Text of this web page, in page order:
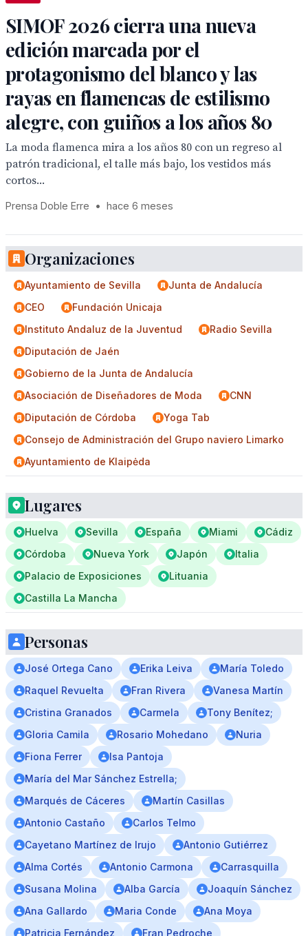
SIMOF 2026 cierra una nueva
edición marcada por el
protagonismo del blanco y las
rayas en flamencas de estilismo
alegre, con guiños a los años 80
La moda flamenca mira a los años 80 con un regreso al
patrón tradicional, el talle más bajo, los vestidos más
cortos...
Prensa Doble Erre • hace 6 meses
Organizaciones
Ayuntamiento de Sevilla
Junta de Andalucía
CEO
Fundación Unicaja
Instituto Andaluz de la Juventud
Radio Sevilla
Diputación de Jaén
Gobierno de la Junta de Andalucía
Asociación de Diseñadores de Moda
CNN
Diputación de Córdoba
Yoga Tab
Consejo de Administración del Grupo naviero Limarko
Ayuntamiento de Klaipėda
Lugares
Huelva Sevilla España Miami
Cádiz
Córdoba
Nueva York Japón
Italia
Palacio de Exposiciones
Lituania
Castilla La Mancha
Personas
José Ortega Cano Erika Leiva
María Toledo
Raquel Revuelta
Fran Rivera
Vanesa Martín
Cristina Granados
Carmela
Tony Benítez;
Gloria Camila
Rosario Mohedano
Nuria
Fiona Ferrer
Isa Pantoja
María del Mar Sánchez Estrella;
Marqués de Cáceres
Martín Casillas
Antonio Castaño
Carlos Telmo
Cayetano Martínez de Irujo
Antonio Gutiérrez
Alma Cortés
Antonio Carmona
Carrasquilla
Susana Molina
Alba García
Joaquín Sánchez
Ana Gallardo
Maria Conde
Ana Moya
Patricia Fernández
Fran Pedroche